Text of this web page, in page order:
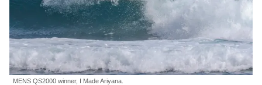
MENS QS2000 winner, I Made Ariyana.